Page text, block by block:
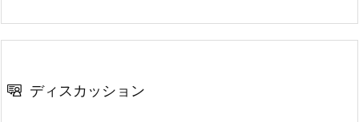
ディスカッション